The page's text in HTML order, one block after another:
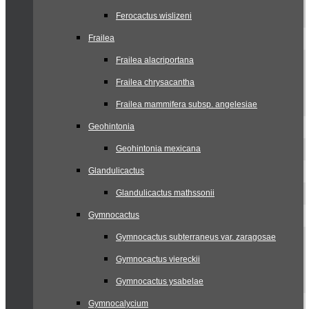
Ferocactus wislizeni
Frailea
Frailea alacriportana
Frailea chrysacantha
Frailea mammifera subsp. angelesiae
Geohintonia
Geohintonia mexicana
Glandulicactus
Glandulicactus mathssonii
Gymnocactus
Gymnocactus subterraneus var. zaragosae
Gymnocactus viereckii
Gymnocactus ysabelae
Gymnocalycium